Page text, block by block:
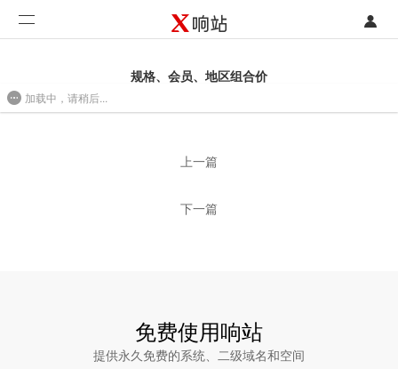
注册
开发类型
规格、会员、地区组合价
上一篇
下一篇
免费使用响站
提供永久免费的系统、二级域名和空间
加载中，请稍后...